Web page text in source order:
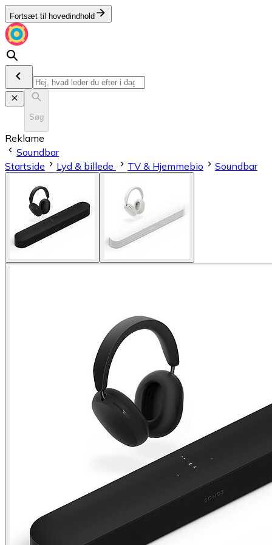
Fortsæt til hovedindhold
Søg
Reklame
Soundbar
Startside
Lyd & billede TV & Hjemmebio Soundbar